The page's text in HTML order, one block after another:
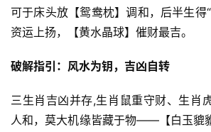
可于床头放【鸳鸯枕】调和，后半生得
资运上扬，【黄水晶球】催财最吉。
破解指引：风水为钥，吉凶自转
三生肖吉凶并存,生肖鼠重守财、生肖
人和，莫大机缘皆藏于物——【白玉貔